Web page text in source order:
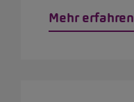
Mehr erfahren